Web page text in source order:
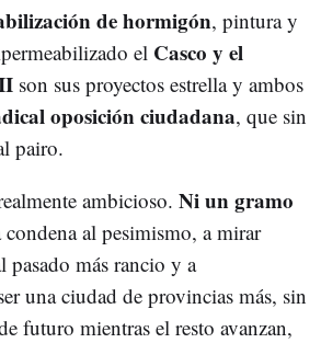
de hormigón, pintura y
el Casco y el
son sus proyectos estrella y ambos
oposición ciudadana, que sin
pairo.
ambicioso. Ni un gramo
al pesimismo, a mirar
pasado más rancio y a
una ciudad de provincias más, sin
futuro mientras el resto avanzan,